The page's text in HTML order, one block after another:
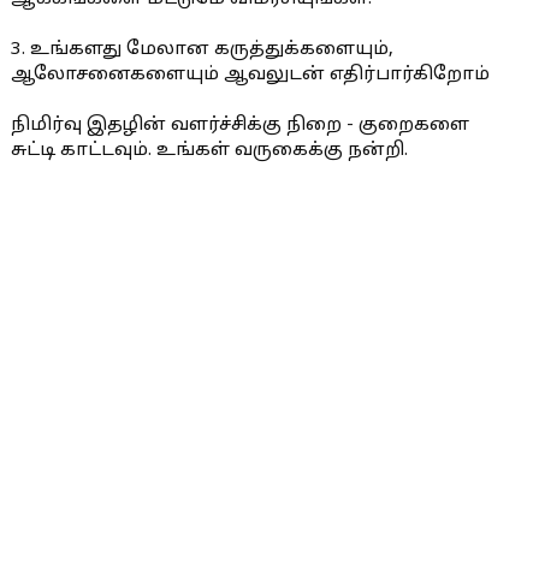
3. உங்களது மேலான கருத்துக்களையும்,
ஆலோசனைகளையும் ஆவலுடன் எதிர்பார்கிறோம்
நிமிர்வு இதழின் வளர்ச்சிக்கு நிறை - குறைகளை
சுட்டி காட்டவும். உங்கள் வருகைக்கு நன்றி.